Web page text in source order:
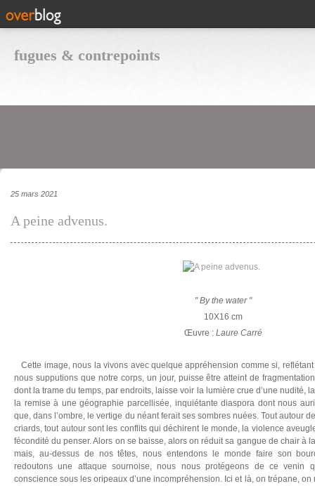
fugues & contrepoints
25 mars 2021
A peine advenus.
" By the water "
10X16 cm
Œuvre : Laure Carré
Cette image, nous la vivons avec quelque appréhension comme si,
nous supputions que notre corps, un jour, puisse être atteint de
dont la trame du temps, par endroits, laisse voir la lumière crue d’une nudité,
la remise à une géographie parcellisée, inquiétante diaspora dont nous
que, dans l’ombre, le vertige du néant ferait ses sombres nuées. Tout autour
criards, tout autour sont les conflits qui déchirent le monde, la violence
fécondité du penser. Alors on se baisse, alors on réduit sa gangue de chair à
mais, au-dessus de nos têtes, nous entendons le monde faire son
redoutons une attaque sournoise, nous nous protégeons de ce venin
conscience sous les oripeaux d’une incompréhension. Ici et là, on trépane,